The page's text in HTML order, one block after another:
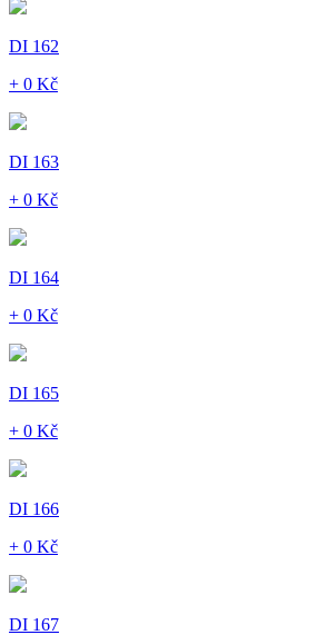
DI 162
+ 0 Kč
DI 163
+ 0 Kč
DI 164
+ 0 Kč
DI 165
+ 0 Kč
DI 166
+ 0 Kč
DI 167